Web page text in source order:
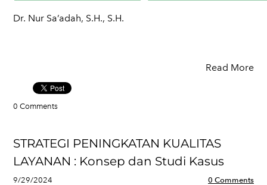
Dr. Nur Sa’adah, S.H., S.H.
Read More
0 Comments
STRATEGI PENINGKATAN KUALITAS
LAYANAN : Konsep dan Studi Kasus
9/29/2024 0 Comments